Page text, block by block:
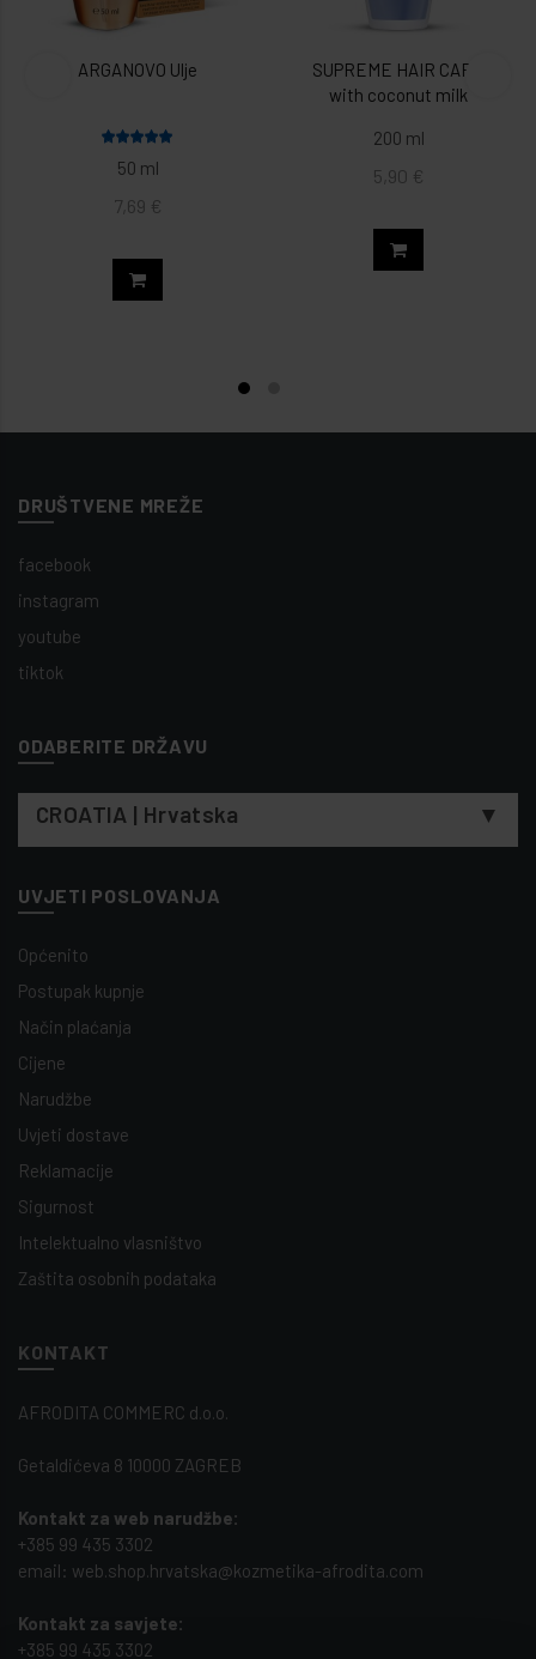
ARGANOVO Ulje
50 ml
7,69 €
SUPREME HAIR CARE
with coconut milk
ŠAMPON za kosu
200 ml
5,90 €
DRUŠTVENE MREŽE
facebook
instagram
youtube
tiktok
ODABERITE DRŽAVU
CROATIA | Hrvatska ▼
UVJETI POSLOVANJA
Općenito
Postupak kupnje
Način plaćanja
Cijene
Narudžbe
Uvjeti dostave
Reklamacije
Sigurnost
Intelektualno vlasništvo
Zaštita osobnih podataka
KONTAKT
AFRODITA COMMERC d.o.o.
Getaldićeva 8 10000 ZAGREB
Kontakt za web narudžbe:
+385 99 435 3302
email: web.shop.hrvatska@kozmetika-afrodita.com
Kontakt za savjete:
+385 99 435 3302